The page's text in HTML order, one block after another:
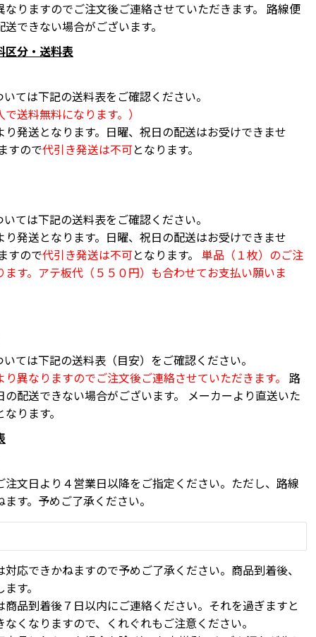
りますのでご注文後ご連絡させていただきます。 路線便
できない場合がございます。
区分・送料表
ては下記の送料表をご確認ください。
送料無料になります。）
発送となります。日曜、祝日の配送はお受けできませ
すので代引き発送は不可となります。
ては下記の送料表をご確認ください。
発送となります。日曜、祝日の配送はお受けできませ
すので代引き発送は不可となります。 単品（１枚）のご注
す。アテ板代（５５０円）も合わせてお支払い願いま
ては下記の送料表（目安）をご確認ください。
異なりますのでご注文後ご連絡させていただきます。
路
配送できない場合がございます。 メーカーより直送いた
ります。
文日より４営業日以降をご指定ください。ただし、路線
す。予めご了承ください。
応できかねますので予めご了承ください。商品到着後、
す。
品到着後７日以内にご連絡ください。それを過ぎますと
くなりますので、くれぐれもご注意ください。